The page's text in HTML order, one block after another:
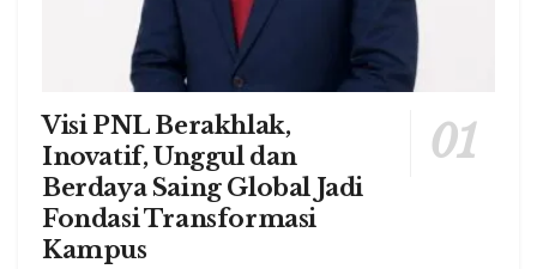
Visi PNL Berakhlak,
Inovatif, Unggul dan
Berdaya Saing Global Jadi
Fondasi Transformasi
Kampus